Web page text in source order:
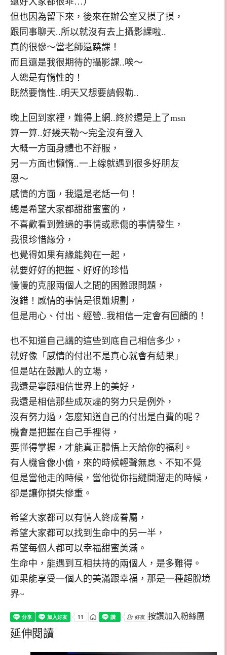
但也因為留下來，後來在辦公室又摸了摸，
跟同事聊天..所以就沒有去上攝影課啦..
真的很慘～當老師還蹺課！
而且還是我很期待的攝影課..唉～
人總是有惰性的！
既然要惰性..明天又想要請假勒..
晚上回到家裡，難得上網..終於還是上了msn
算一算..好幾天勒～完全沒有登入
大概一方面身體也不舒服，
另一方面也懶惰..一上線就遇到很多好朋友
恩～
感情的方面，我還是老話一句！
總是希望大家都甜甜蜜蜜的，
不喜歡看到難過的事情或悲傷的事情發生，
我很珍惜緣分，
也覺得如果有緣能夠在一起，
就要好好的把握、好好的珍惜
慢慢的克服兩個人之間的困難跟問題，
沒錯！感情的事情是很難規劃，
但是用心、付出、經營..我相信一定會有回饋的！
也不知道自己講的這些到底自己相信多少，
就好像「感情的付出不是真心就會有結果」
但是站在鼓勵人的立場，
我還是寧願相信世界上的美好，
我還是相信那些成灰燼的努力只是例外，
沒有努力過，怎麼知道自己的付出是白費的呢？
機會是把握在自己手裡得，
要懂得掌握，才能真正體悟上天給你的福利。
有人機會像小偷，來的時候輕聲無息、不知不覺
但是當他走的時候，當他從你指縫間溜走的時候，
卻是讓你損失慘重。
希望大家都可以有情人終成眷屬，
希望大家都可以找到生命中的另一半，
希望每個人都可以幸福甜蜜美滿。
生命中，能遇到互相扶持的兩個人，是多難得。
如果能享受一個人的美滿跟幸福，那是一種超脫境
界~
按讚加入粉絲團
延伸閱讀